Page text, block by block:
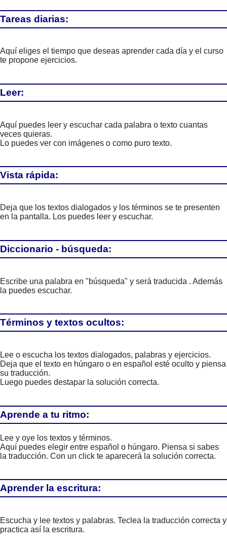
Tareas diarias:
Aquí eliges el tiempo que deseas aprender cada día y el curso
te propone ejercicios.
Leer:
Aquí puedes leer y escuchar cada palabra o texto cuantas
veces quieras.
Lo puedes ver con imágenes o como puro texto.
Vista rápida:
Deja que los textos dialogados y los términos se te presenten
en la pantalla. Los puedes leer y escuchar.
Diccionario - búsqueda:
Escribe una palabra en "búsqueda" y será traducida . Además
la puedes escuchar.
Términos y textos ocultos:
Lee o escucha los textos dialogados, palabras y ejercicios.
Deja que el texto en húngaro o en español esté oculto y piensa
su traducción.
Luego puedes destapar la solución correcta.
Aprende a tu ritmo:
Lee y oye los textos y términos.
Aquí puedes elegir entre español o húngaro. Piensa si sabes
la traducción. Con un click te aparecerá la solución correcta.
Aprender la escritura:
Escucha y lee textos y palabras. Teclea la traducción correcta y
practica así la escritura.